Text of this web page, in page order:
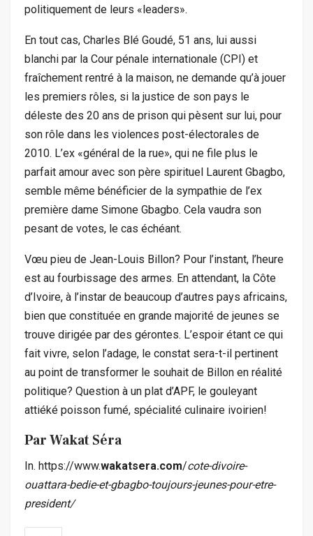
politiquement de leurs «leaders».
En tout cas, Charles Blé Goudé, 51 ans, lui aussi
blanchi par la Cour pénale internationale (CPI) et
fraîchement rentré à la maison, ne demande qu’à jouer
les premiers rôles, si la justice de son pays le
déleste des 20 ans de prison qui pèsent sur lui, pour
son rôle dans les violences post-électorales de
2010. L’ex «général de la rue», qui ne file plus le
parfait amour avec son père spirituel Laurent Gbagbo,
semble même bénéficier de la sympathie de l’ex
première dame Simone Gbagbo. Cela vaudra son
pesant de votes, le cas échéant.
Vœu pieu de Jean-Louis Billon? Pour l’instant, l’heure
est au fourbissage des armes. En attendant, la Côte
d’Ivoire, à l’instar de beaucoup d’autres pays africains,
bien que constituée en grande majorité de jeunes se
trouve dirigée par des gérontes. L’espoir étant ce qui
fait vivre, selon l’adage, le constat sera-t-il pertinent
au point de transformer le souhait de Billon en réalité
politique? Question à un plat d’APF, le gouleyant
attiéké poisson fumé, spécialité culinaire ivoirien!
Par Wakat Séra
In. https://www.wakatsera.com/cote-divoire-
ouattara-bedie-et-gbagbo-toujours-jeunes-pour-etre-
president/